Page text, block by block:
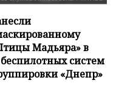
Мадьяра» в
систем
«Днепр»